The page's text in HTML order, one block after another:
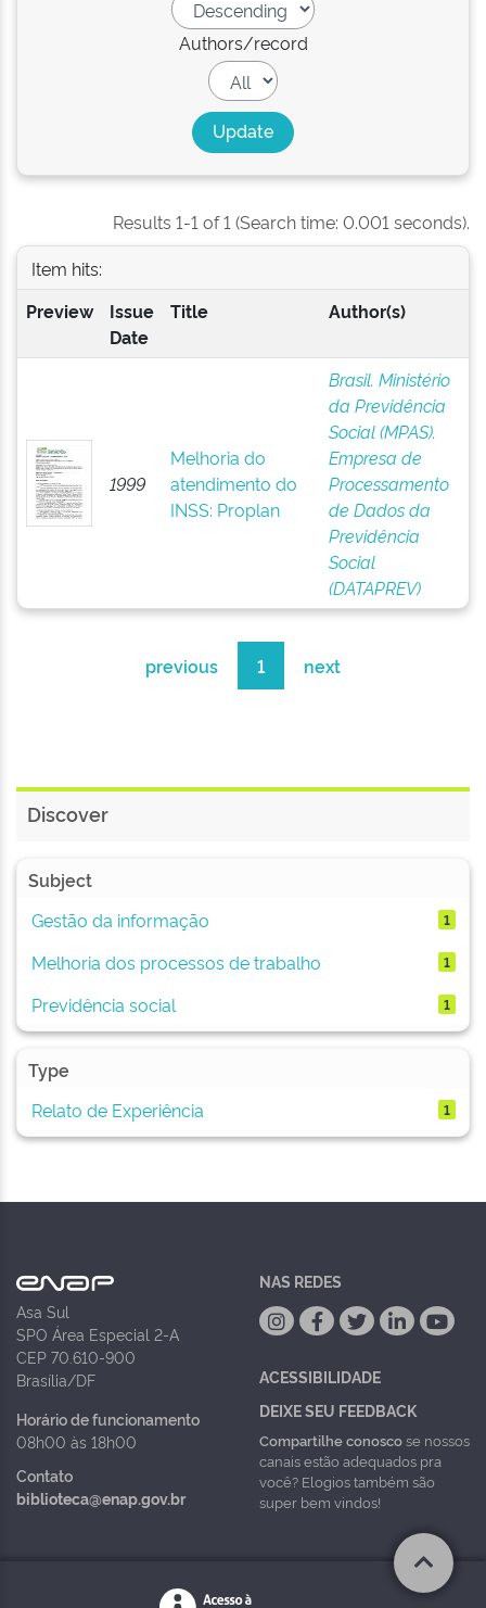
Authors/record
Results 1-1 of 1 (Search time: 0.001 seconds).
Item hits:
Preview
Issue
Date
Title Author(s)
1999
Melhoria do
atendimento do
INSS: Proplan
Brasil. Ministério
da Previdência
Social (MPAS).
Empresa de
Processamento
de Dados da
Previdência
Social
(DATAPREV)
previous 1 next
Discover
Subject
Gestão da informação
1
Melhoria dos processos de trabalho 1
Previdência social 1
Type
Relato de Experiência
1
Asa Sul
SPO Área Especial 2-A
CEP 70.610-900
Brasília/DF
Horário de funcionamento
08h00 às 18h00
Contato
biblioteca@enap.gov.br
NAS REDES
ACESSIBILIDADE
DEIXE SEU FEEDBACK
Compartilhe conoscose nossos
canais estão adequados pra
você? Elogios também são
super bem vindos!